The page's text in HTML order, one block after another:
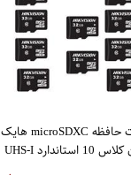
کارت حافظه microSDXC هایک
ویژن کلاس 10 استاندارد UHS-I